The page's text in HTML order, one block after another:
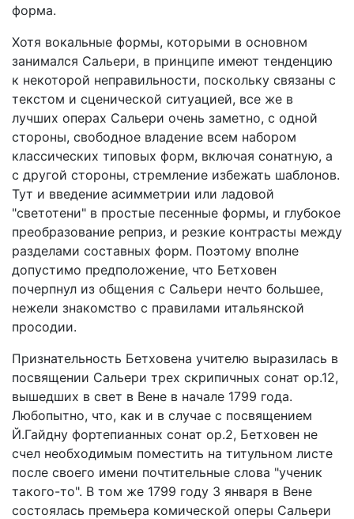
форма.
Хотя вокальные формы, которыми в основном
занимался Сальери, в принципе имеют тенденцию
к некоторой неправильности, поскольку связаны с
текстом и сценической ситуацией, все же в
лучших операх Сальери очень заметно, с одной
стороны, свободное владение всем набором
классических типовых форм, включая сонатную, а
с другой стороны, стремление избежать шаблонов.
Тут и введение асимметрии или ладовой
"светотени" в простые песенные формы, и глубокое
преобразование реприз, и резкие контрасты между
разделами составных форм. Поэтому вполне
допустимо предположение, что Бетховен
почерпнул из общения с Сальери нечто большее,
нежели знакомство с правилами итальянской
просодии.
Признательность Бетховена учителю выразилась в
посвящении Сальери трех скрипичных сонат ор.12,
вышедших в свет в Вене в начале 1799 года.
Любопытно, что, как и в случае с посвящением
Й.Гайдну фортепианных сонат ор.2, Бетховен не
счел необходимым поместить на титульном листе
после своего имени почтительные слова "ученик
такого-то". В том же 1799 году 3 января в Вене
состоялась премьера комической оперы Сальери